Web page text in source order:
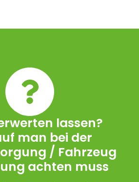
lassen?
man bei der
/ Fahrzeug
achten muss